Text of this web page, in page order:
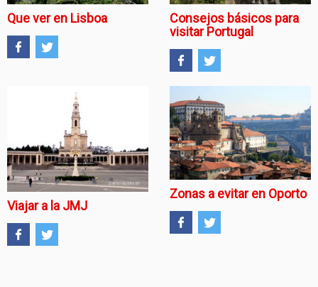
Que ver en Lisboa
Consejos básicos para
visitar Portugal
Viajar a la JMJ
Zonas a evitar en Oporto